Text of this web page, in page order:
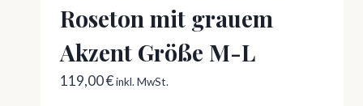
Roseton mit grauem
Akzent Größe M-L
119,00€ inkl. MwSt.